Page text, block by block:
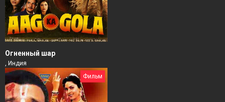
Огненный шар
, Индия
Фильм